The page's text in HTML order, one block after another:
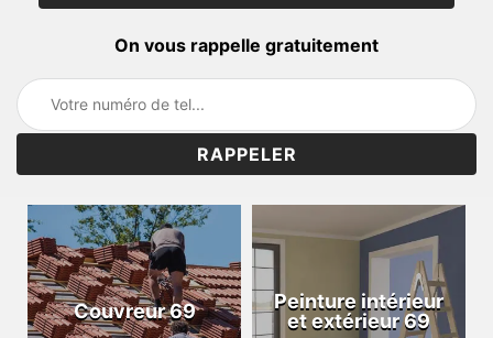
On vous rappelle gratuitement
Couvreur 69
Peinture intérieur
et extérieur 69